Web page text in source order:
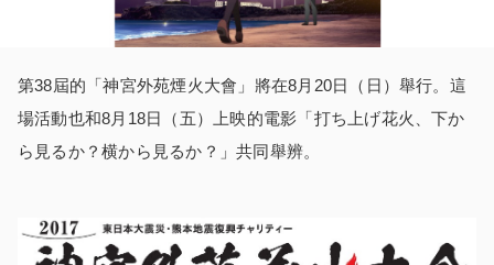
第38屆的「神宮外苑煙火大會」將在8月20日（日）舉行。這
場活動也和8月18日（五）上映的電影「打ち上げ花火、下か
ら見るか？横から見るか？」共同舉辨。